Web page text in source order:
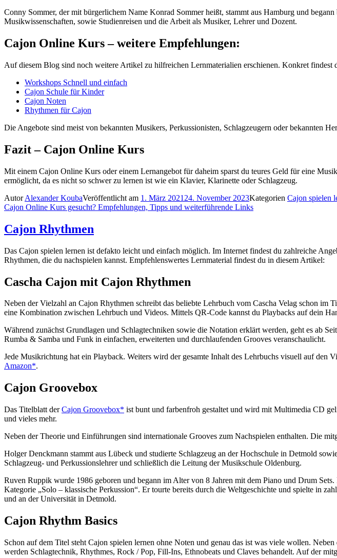
Conny Sommer, der mit bürgerlichem Name Konrad Sommer heißt, stammt aus Hamburg und
Musikwissenschaften, sowie Studienreisen und die Arbeit als Musiker, Lehrer und Dozent.
Cajon Online Kurs – weitere Empfehlungen:
Auf diesem Blog sind noch weitere Artikel zu hilfreichen Lernmaterialien erschienen. Konkret
Workshops Schnell und einfach
Cajon Schule für Kinder
Cajon Noten
Rhythmen für Cajon
Die Angebote sind meist von bekannten Musikers, Perkussionisten, Schlagzeugern oder bekannten
Fazit– Cajon Online Kurs
Mit einem Cajon Online Kurs oder einem Lernangebot für daheim sparst du teures Geld für eine
ermöglicht, da es nicht so schwer zu lernen ist wie ein Klavier, Klarinette oder Schlagzeug.
AutorAlexander KoubaVeröffentlicht am 1. März 2021 24. November 2023Kategorien Cajon spielen
Cajon Online Kurs gesucht? Empfehlungen, Tipps und weiterführende Links
Cajon Rhythmen
Das Cajon spielen lernen ist defakto leicht und einfach möglich. Im Internet findest du zahlreiche
Rhythmen, die du nachspielen kannst. Empfehlenswertes Lernmaterial findest du in diesem Artikel:
Cascha Cajon mit Cajon Rhythmen
Neben der Vielzahl an Cajon Rhythmen schreibt das beliebte Lehrbuch vom Cascha Velag schon im
eine Kombination zwischen Lehrbuch und Videos. Mittels QR-Code kannst du Playbacks auf dein
Während zunächst Grundlagen und Schlagtechniken sowie die Notation erklärt werden, geht es ab
Rumba & Samba und Funk in einfachen, erweiterten und durchlaufenden Grooves veranschaulicht.
Jede Musikrichtung hat ein Playback. Weiters wird der gesamte Inhalt des Lehrbuchs visuell auf
Amazon*.
Cajon Groovebox
Das Titelblatt derCajon Groovebox* ist bunt und farbenfroh gestaltet und wird mit Multimedia CD
und vieles mehr.
Neben der Theorie und Einführungen sind internationale Grooves zum Nachspielen enthalten. Die
Holger Denckmann stammt aus Lübeck und studierte Schlagzeug an der Hochschule in Detmold
Schlagzeug- und Perkussionslehrer und schließlich die Leitung der Musikschule Oldenburg.
Ruven Ruppik wurde 1986 geboren und begann im Alter von 8 Jahren mit dem Piano und Drum
Kategorie „Solo – klassische Perkussion“. Er tourte bereits durch die Weltgeschichte und spielte in
und an der Universität in Detmold.
Cajon Rhythm Basics
Schon auf dem Titel steht Cajon spielen lernen ohne Noten und genau das ist was viele wollen.
werden Schlagtechnik, Rhythmes, Rock / Pop, Fill-Ins, Ethnobeats und Claves behandelt. Auf der